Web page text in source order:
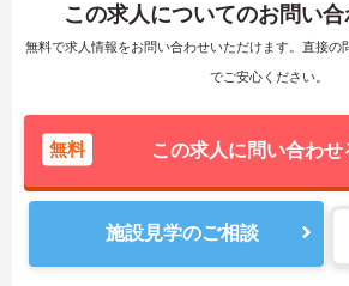
この求人についてのお問い
無料で求人情報をお問い合わせいただけます。直接の
でご安心ください。
無料 この求人に問い合わせ
施設見学のご相談